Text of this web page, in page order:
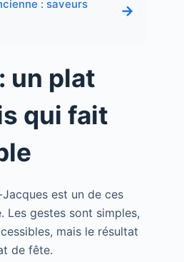
: saveurs
→
un plat
qui fait
est un de ces
Les gestes sont simples,
mais le résultat
de fête.